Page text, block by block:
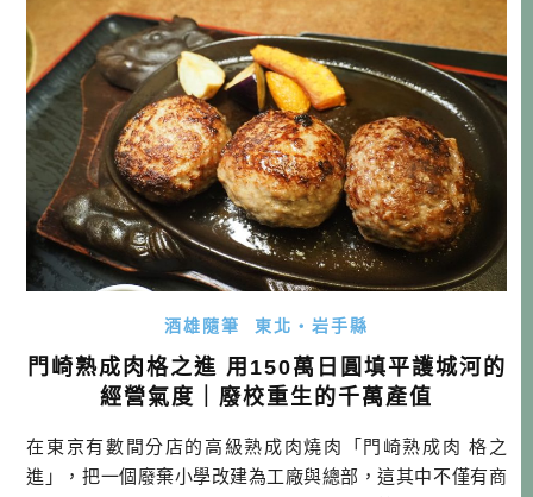
酒雄隨筆 東北・岩手縣
門崎熟成肉格之進 用150萬日圓填平護城河的
經營氣度｜廢校重生的千萬產值
在東京有數間分店的高級熟成肉燒肉「門崎熟成肉 格之
進」，把一個廢棄小學改建為工廠與總部，這其中不僅有商